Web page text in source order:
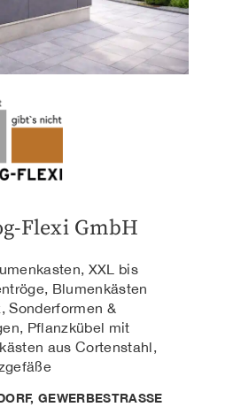
Flexi GmbH
XXL bis
Blumenkästen
Sonderformen &
Pflanzkübel mit
aus Cortenstahl,
GEWERBESTRASSE W